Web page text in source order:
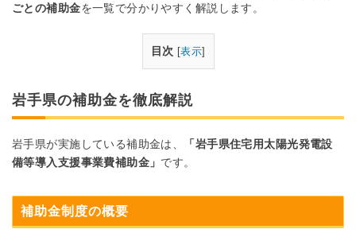
ごとの補助金を一覧で分かりやすく解説します。
目次 [表示]
岩手県の補助金を徹底解説
岩手県が実施している補助金は、
「岩手県住宅用太陽光発電設
備等導入支援事業費補助金」 です。
補助金制度の概要